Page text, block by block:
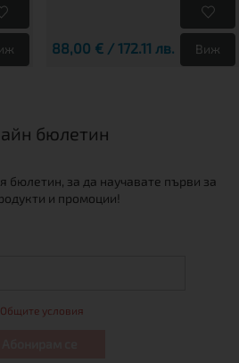
88,00 € / 172.11 лв. Виж
бюлетин
бюлетин, за да научавате първи за
и промоции!
условия